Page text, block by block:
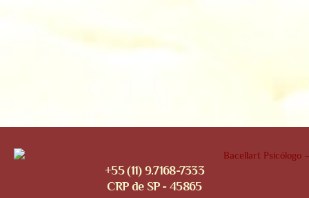
+55 (11) 9.7168-7333
CRP de SP - 45865